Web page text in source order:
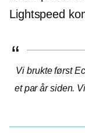
Lightspeed
Vi brukte først
et par år siden.